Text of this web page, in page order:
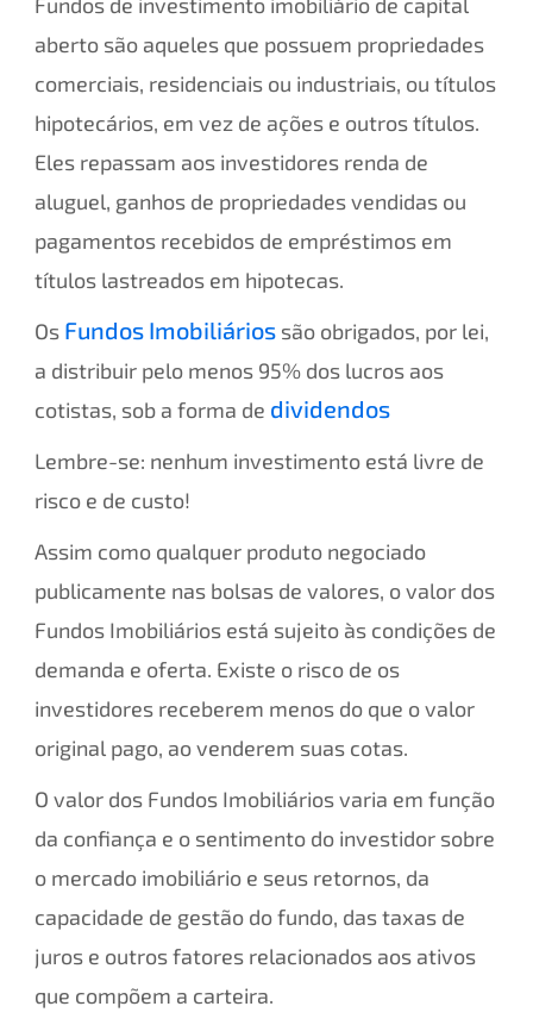
aberto são aqueles que possuem propriedades
comerciais, residenciais ou industriais, ou títulos
hipotecários, em vez de ações e outros títulos.
Eles repassam aos investidores renda de
aluguel, ganhos de propriedades vendidas ou
pagamentos recebidos de empréstimos em
títulos lastreados em hipotecas.
Os Fundos Imobiliáriossão obrigados, por lei,
a distribuir pelo menos 95% dos lucros aos
cotistas, sob a forma de dividendos
Lembre-se: nenhum investimento está livre de
risco e de custo!
Assim como qualquer produto negociado
publicamente nas bolsas de valores, o valor dos
Fundos Imobiliários está sujeito às condições de
demanda e oferta. Existe o risco de os
investidores receberem menos do que o valor
original pago, ao venderem suas cotas.
O valor dos Fundos Imobiliários varia em função
da confiança e o sentimento do investidor sobre
o mercado imobiliário e seus retornos, da
capacidade de gestão do fundo, das taxas de
juros e outros fatores relacionados aos ativos
que compõem a carteira.